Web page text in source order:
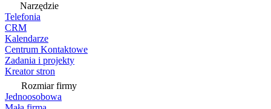
Narzędzie
Telefonia
CRM
Kalendarze
Centrum Kontaktowe
Zadania i projekty
Kreator stron
Rozmiar firmy
Jednoosobowa